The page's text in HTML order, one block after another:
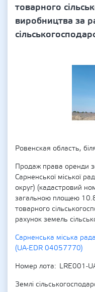
товарного
виробництва за
Ровенская область,
Продаж права оренди
Сарненської міської
округ) (кадастровий
загальною площею
товарного
рахунок земель
Сарненська міська рада
(UA-EDR 04057770)
Номер лота
LRE001-
Землі